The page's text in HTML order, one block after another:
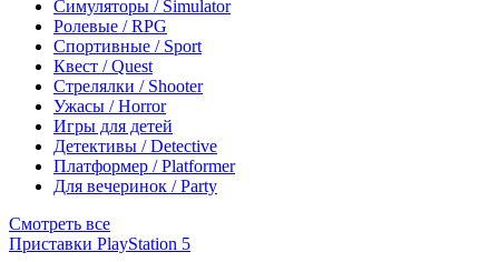
Симуляторы / Simulator
Ролевые / RPG
Спортивные / Sport
Квест / Quest
Стрелялки / Shooter
Ужасы / Horror
Игры для детей
Детективы / Detective
Платформер / Platformer
Для вечеринок / Party
Смотреть все
Приставки PlayStation 5